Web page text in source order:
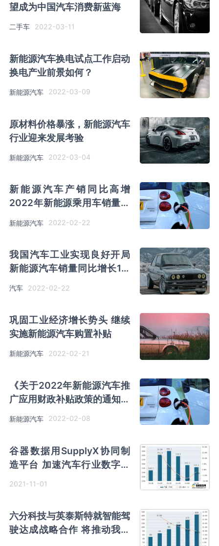
望成为中国汽车消费新蓝海
二手车 2022-03-11
新能源汽车换电试点工作启动
换电产业前景如何？
新能源汽车 2022-03-09
原材料价格暴涨，新能源汽车
行业迎来发展考验
新能源汽车 2022-03-04
新能源汽车产销同比高增
2022年新能源乘用车销量将
新能源汽车 2022-02-22
我国汽车工业实现良好开局
新能源汽车销量同比增长1.4
倍
汽车 2022-02-22
巩固工业经济增长势头 继续
实施新能源汽车购置补贴
新能源汽车 2022-02-21
《关于2022年新能源汽车推
广应用财政补贴政策的通知》
发布！ 补贴标准在2021年基
础上退坡30%
新能源汽车 2022-02-08
谷器数据用SupplyX协同制
造平台 加速汽车行业数字化
2021-11-01
六分科技与英泰斯特就智能驾
驶达成战略合作 将推动我国